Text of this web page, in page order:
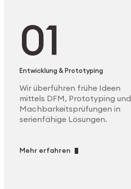
Entwicklung & Prototyping
Wir überführen frühe Ideen
mittels DFM, Prototyping und
Machbarkeitsprüfungen in
serienfähige Lösungen.
Mehr erfahren